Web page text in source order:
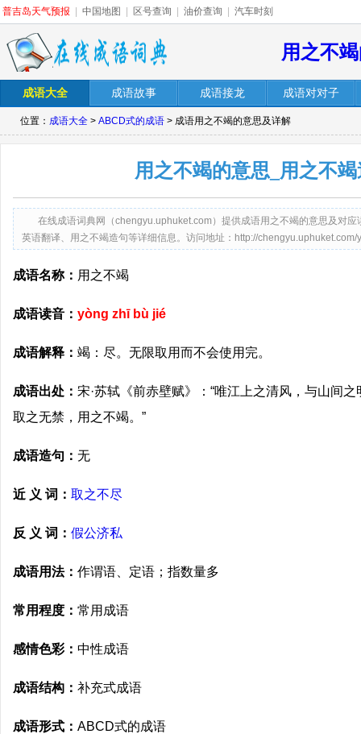
普吉岛天气预报 中国地图 区号查询 油价查询 汽车时刻
用之不
成语大全 成语故事 成语接龙 成语对对子
位置： 成语大全 > ABCD式的成语 > 成语用之不竭的意思及详解
用之不竭的意思_用之不
在线成语词典网（chengyu.uphuket.com）提供成语用之不竭的意思及对
英语翻译、用之不竭造句等详细信息。访问地址：http://
成语名称： 用之不竭
成语读音： yòng zhī bù jié
成语解释： 竭：尽。无限取用而不会使用完。
成语出处： 宋·苏轼《前赤壁赋》：“唯江上之清风，与山间
取之无禁，用之不竭。”
成语造句： 无
近 义 词： 取之不尽
反 义 词： 假公济私
成语用法： 作谓语、定语；指数量多
常用程度： 常用成语
感情色彩： 中性成语
成语结构： 补充式成语
成语形式： ABCD式的成语